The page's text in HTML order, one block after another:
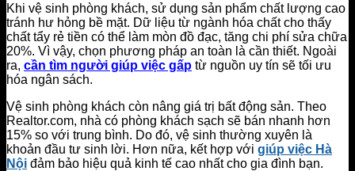
Khi vệ sinh phòng khách, sử dụng sản phẩm chất lượng cao
tránh hư hỏng bề mặt. Dữ liệu từ ngành hóa chất cho thấy
chất tẩy rẻ tiền có thể làm mòn đồ đạc, tăng chi phí sửa chữa
20%. Vì vậy, chọn phương pháp an toàn là cần thiết. Ngoài
ra, cần tìm người giúp việc gấp từ nguồn uy tín sẽ tối ưu
hóa ngân sách.
Vệ sinh phòng khách còn nâng giá trị bất động sản. Theo
Realtor.com, nhà có phòng khách sạch sẽ bán nhanh hơn
15% so với trung bình. Do đó, vệ sinh thường xuyên là
khoản đầu tư sinh lời. Hơn nữa, kết hợp với giúp việc Hà
Nội đảm bảo hiệu quả kinh tế cao nhất cho gia đình bạn.